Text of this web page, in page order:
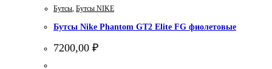
Бутсы Бутсы NIKE
Бутсы Nike Phantom GT2 Elite FG фиолетовые
7200,00 ₽